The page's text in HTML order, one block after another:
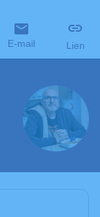
E-mail Lien